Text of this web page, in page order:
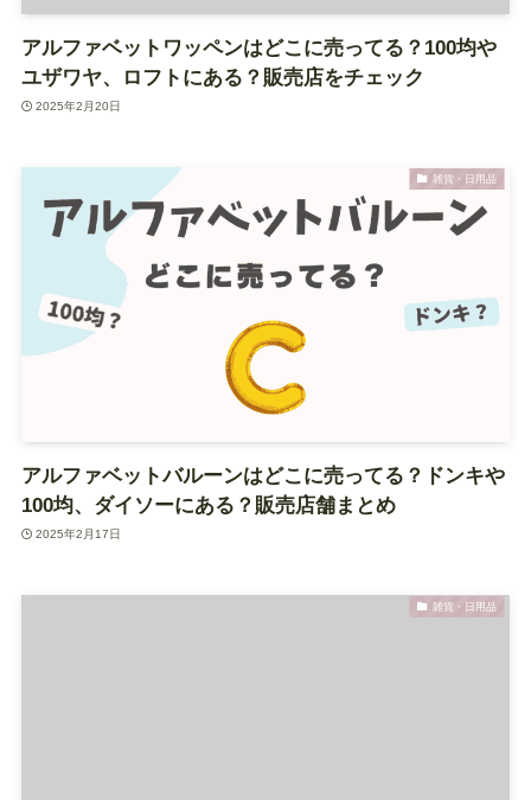
アルファベットワッペンはどこに売ってる？100均や
ユザワヤ、ロフトにある？販売店をチェック
2025年2月20日
雑貨・日用品
アルファベットバルーンはどこに売ってる？ドンキや
100均、ダイソーにある？販売店舗まとめ
2025年2月17日
雑貨・日用品